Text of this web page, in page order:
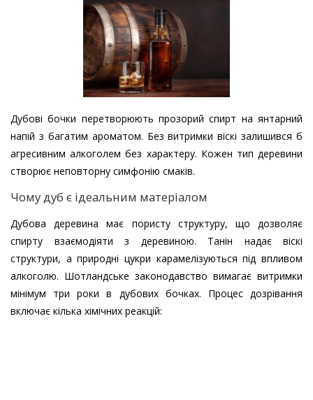
Дубові бочки перетворюють прозорий спирт на янтарний
напій з багатим ароматом. Без витримки віскі залишився б
агресивним алкоголем без характеру. Кожен тип деревини
створює неповторну симфонію смаків.
Чому дуб є ідеальним матеріалом
Дубова деревина має пористу структуру, що дозволяє
спирту взаємодіяти з деревиною. Танін надає віскі
структури, а природні цукри карамелізуються під впливом
алкоголю. Шотландське законодавство вимагає витримки
мінімум три роки в дубових бочках. Процес дозрівання
включає кілька хімічних реакцій: